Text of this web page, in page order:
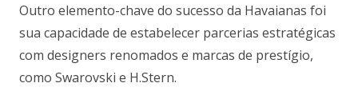
Outro elemento-chave do sucesso da Havaianas foi
sua capacidade de estabelecer parcerias estratégicas
com designers renomados e marcas de prestígio,
como Swarovski e H.Stern.